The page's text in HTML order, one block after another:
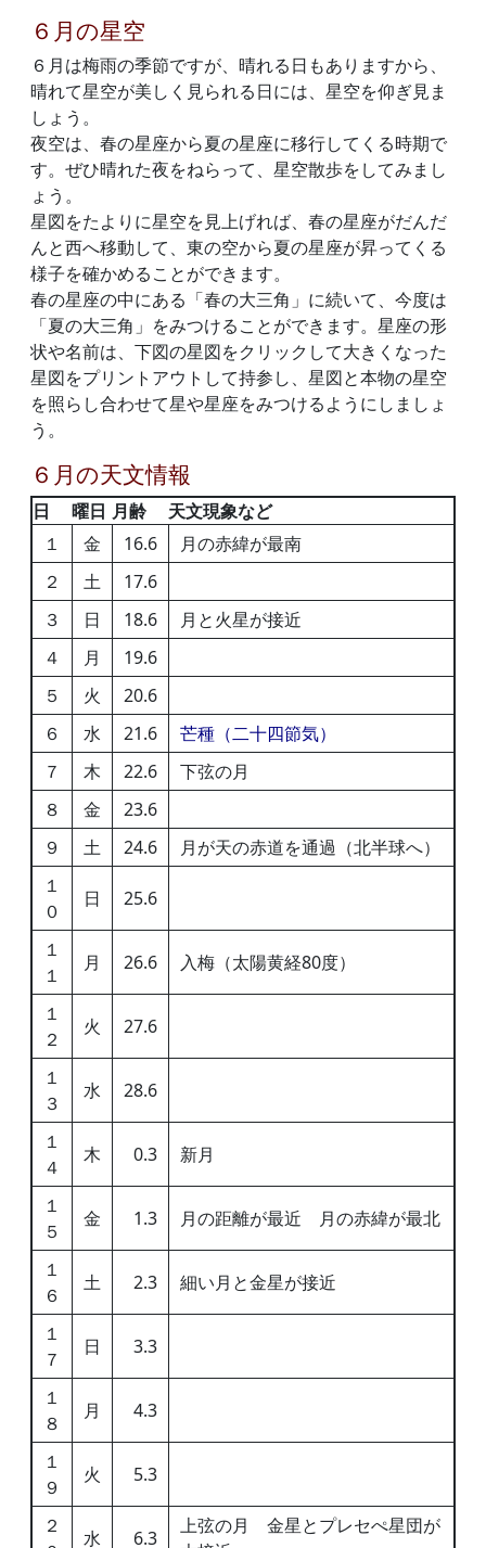
６月の星空
６月は梅雨の季節ですが、晴れる日もありますから、
晴れて星空が美しく見られる日には、星空を仰ぎ見ま
しょう。
夜空は、春の星座から夏の星座に移行してくる時期で
す。ぜひ晴れた夜をねらって、星空散歩をしてみまし
ょう。
星図をたよりに星空を見上げれば、春の星座がだんだ
んと西へ移動して、東の空から夏の星座が昇ってくる
様子を確かめることができます。
春の星座の中にある「春の大三角」に続いて、今度は
「夏の大三角」をみつけることができます。星座の形
状や名前は、下図の星図をクリックして大きくなった
星図をプリントアウトして持参し、星図と本物の星空
を照らし合わせて星や星座をみつけるようにしましょ
う。
６月の天文情報
日 曜日 月齢
天文現象など
１
金 16.6
月の赤緯が最南
２
土
17.6
３
日 18.6
月と火星が接近
４
月
19.6
５
火
20.6
６
水 21.6
芒種（二十四節気）
７
木 22.6
下弦の月
８
金
23.6
９
土 24.6
月が天の赤道を通過（北半球へ）
１
０
日 25.6
１
１
月 26.6 入梅（太陽黄経80度）
１
２
火 27.6
１
３
水 28.6
１
４
木 0.3 新月
１
５
金 1.3 月の距離が最近 月の赤緯が最北
１
６
土 2.3 細い月と金星が接近
１
７
日 3.3
１
８
月 4.3
１
９
火 5.3
２
水 6.3
上弦の月 金星とプレセぺ星団が